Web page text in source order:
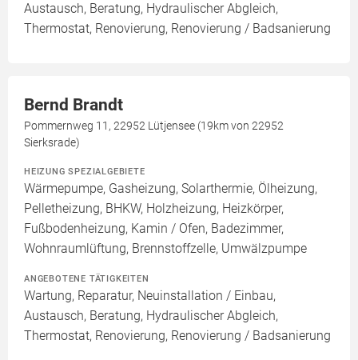
Austausch, Beratung, Hydraulischer Abgleich,
Thermostat, Renovierung, Renovierung / Badsanierung
Bernd Brandt
Pommernweg 11, 22952 Lütjensee (19km von 22952
Sierksrade)
HEIZUNG SPEZIALGEBIETE
Wärmepumpe, Gasheizung, Solarthermie, Ölheizung,
Pelletheizung, BHKW, Holzheizung, Heizkörper,
Fußbodenheizung, Kamin / Ofen, Badezimmer,
Wohnraumlüftung, Brennstoffzelle, Umwälzpumpe
ANGEBOTENE TÄTIGKEITEN
Wartung, Reparatur, Neuinstallation / Einbau,
Austausch, Beratung, Hydraulischer Abgleich,
Thermostat, Renovierung, Renovierung / Badsanierung